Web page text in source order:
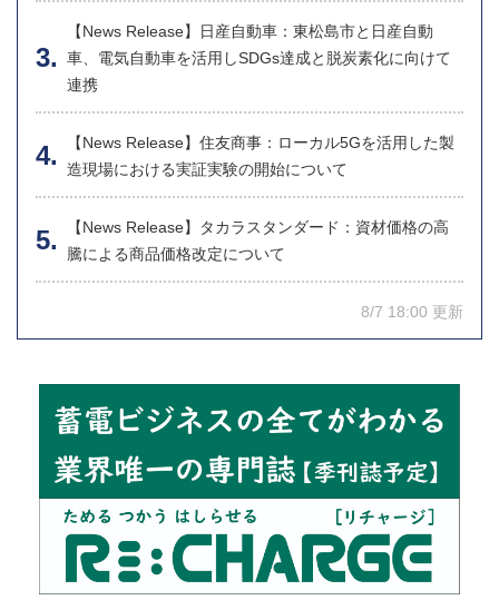
【News Release】日産自動車：東松島市と日産自動
車、電気自動車を活用しSDGs達成と脱炭素化に向けて
連携
【News Release】住友商事：ローカル5Gを活用した製
造現場における実証実験の開始について
【News Release】タカラスタンダード：資材価格の高
騰による商品価格改定について
8/7 18:00 更新